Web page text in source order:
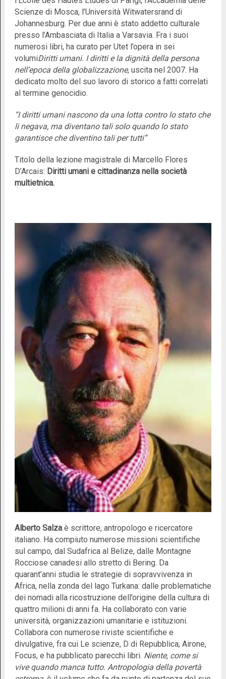
Scienze di Mosca, l’Università Witwatersrand di
Johannesburg. Per due anni è stato addetto culturale
presso l’Ambasciata di Italia a Varsavia. Fra i suoi
numerosi libri, ha curato per Utet l’opera in sei
volumiDiritti umani. I diritti e la dignità della persona
nell’epoca della globalizzazione, uscita nel 2007. Ha
dedicato molto del suo lavoro di storico a fatti correlati
al termine genocidio.
“I diritti umani nascono da una lotta contro lo stato che
li negava, ma diventano tali solo quando lo stato
garantisce che diventino tali per tutti”
Titolo della lezione magistrale di Marcello Flores
D’Arcais: Diritti umani e cittadinanza nella società
multietnica.
Alberto Salza è scrittore, antropologo e ricercatore
italiano. Ha compiuto numerose missioni scientifiche
sul campo, dal Sudafrica al Belize, dalle Montagne
Rocciose canadesi allo stretto di Bering. Da
quarant’anni studia le strategie di sopravvivenza in
Africa, nella zonda del lago Turkana: dalle problematiche
dei nomadi alla ricostruzione dell’origine della cultura di
quattro milioni di anni fa. Ha collaborato con varie
università, organizzazioni umanitarie e istituzioni.
Collabora con numerose riviste scientifiche e
divulgative, fra cui Le scienze, D di Repubblica, Airone,
Focus, e ha pubblicato parecchi libri. Niente, come si
vive quando manca tutto. Antropologia della povertà